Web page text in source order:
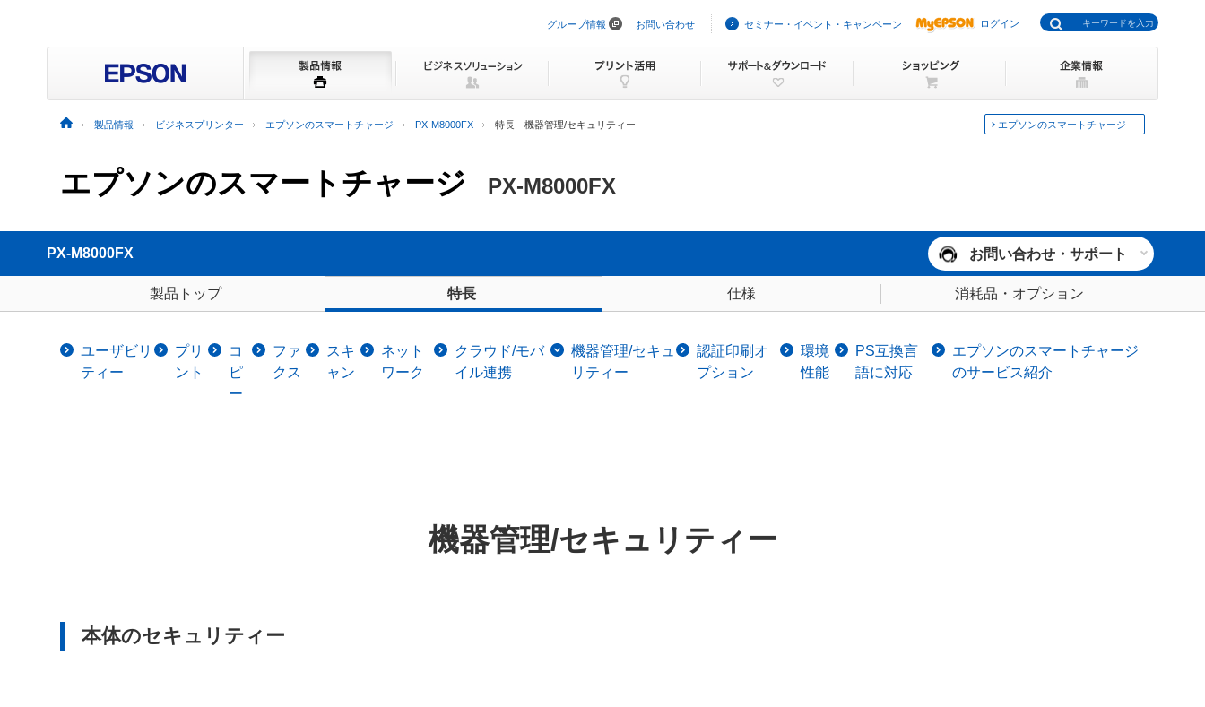
ビ
ョ
を
プ
グループ情報 お問い合わせ セミナー・イベント・キャンペーン ログイン
製品情報 ビジネスプリンター エプソンのスマートチャージ PX-M8000FX 特長 機器管理/セキュリティー エプソンのスマートチャージ
エプソンのスマートチャージ PX-M8000FX
PX-M8000FX お問い合わせ・サポート
製品トップ 特長 仕様 消耗品・オプション
ユーザビリ
ティー
プリ
ント
コ
ピ
ー
ファ
クス
スキ
ャン
ネット
ワーク
クラウド/モバ
イル連携
機器管理/セキュ
リティー
認証印刷オ
プション
環境
性能
PS互換言
語に対応
エプソンのスマートチャージ
のサービス紹介
機器管理/セキュリティー
本体のセキュリティー